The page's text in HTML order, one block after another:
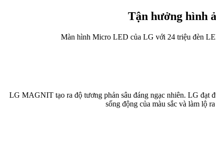
Tận hưởng hình
Màn hình Micro LED của LG với 24 triệu đèn
LG MAGNIT tạo ra độ tương phản sâu đáng ngạc nhiên. LG đạt
sống động của màu sắc và làm lộ